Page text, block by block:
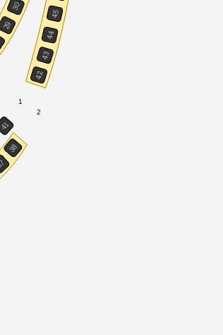
1
2
30
29
44
45
43
42
38